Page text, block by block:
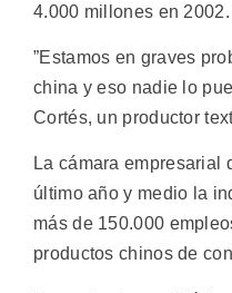
4.000 millones en 2002.
”Estamos en graves
china y eso nadie lo
Cortés, un productor
La cámara empresarial
último año y medio la
más de 150.000
productos chinos de